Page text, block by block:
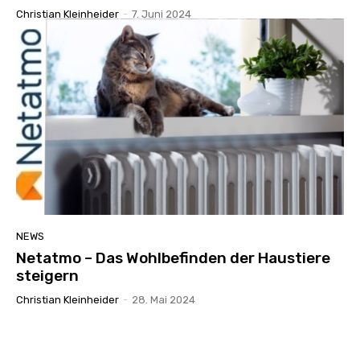
Christian Kleinheider - 7. Juni 2024
NEWS
Netatmo – Das Wohlbefinden der Haustiere
steigern
Christian Kleinheider - 28. Mai 2024